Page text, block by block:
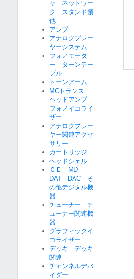
ャ ネットワー
ク スタンド類
他
アンプ
アナログプレー
ヤーシステム
フォノモータ
ー ターンテー
ブル
トーンアーム
MCトランス
ヘッドアンプ
フォノイコライ
ザー
アナログプレー
ヤー関連アクセ
サリー
カートリッジ
ヘッドシェル
ＣＤ MD
DAT DAC そ
の他デジタル機
器
チューナー チ
ューナー関連機
器
グラフィックイ
コライザー
デッキ デッキ
関連
チャンネルデバ
イダー